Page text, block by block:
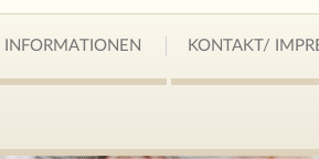
INFORMATIONEN KONTAKT/